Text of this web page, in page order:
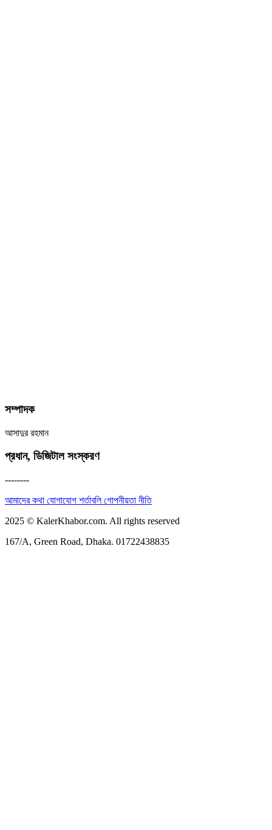
সম্পাদক
আসাদুর রহমান
প্রধান, ডিজিটাল সংস্করণ
--------
আমাদের কথা যোগাযোগ শর্তাবলিগোপনীয়তা নীতি
2025 © KalerKhabor.com. All rights reserved
167/A, Green Road, Dhaka. 01722438835